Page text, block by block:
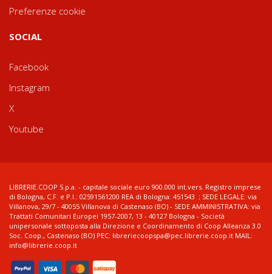
Preferenze cookie
SOCIAL
Facebook
Instagram
X
Youtube
LIBRERIE.COOP S.p.a. - capitale sociale euro 900.000 int.vers. Registro imprese
di Bologna, C.F. e P.I.: 02591561200 REA di Bologna: 451543 ; SEDE LEGALE: via
Villanova, 29/7 - 40055 Villanova di Castenaso (BO) - SEDE AMMINISTRATIVA: via
Trattati Comunitari Europei 1957-2007, 13 - 40127 Bologna - Società
unipersonale sottoposta alla Direzione e Coordinamento di Coop Alleanza 3.0
Soc. Coop., Castenaso (BO) PEC: libreriecoopspa@pec.librerie.coop.it MAIL:
info@librerie.coop.it